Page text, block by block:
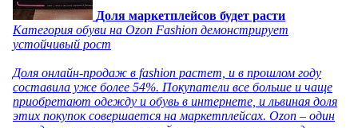
Доля маркетплейсов будет расти
Категория обуви на Ozon Fashion демонстрирует
устойчивый рост
Доля онлайн-продаж в fashion растет, и в прошлом году
составила уже более 54%. Покупатели все больше и чаще
приобретают одежду и обувь в интернете, и львиная доля
этих покупок совершается на маркетплейсах. Ozon – один